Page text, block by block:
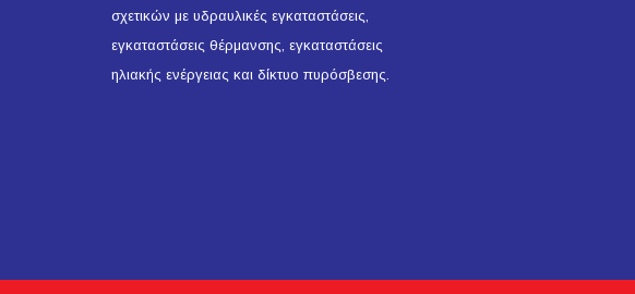
σχετικών με υδραυλικές εγκαταστάσεις,
εγκαταστάσεις θέρμανσης, εγκαταστάσεις
ηλιακής ενέργειας και δίκτυο πυρόσβεσης.